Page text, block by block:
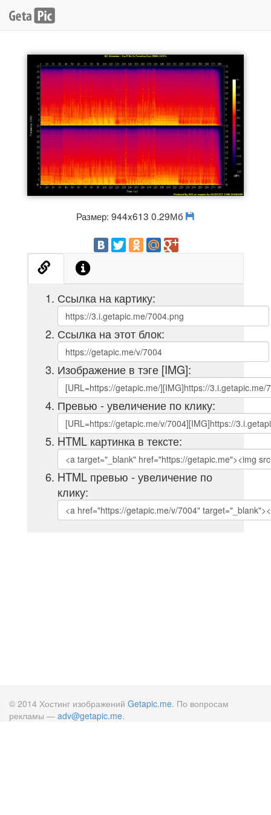
Размер: 944x613 0.29Мб
Ссылка на картику:
Ссылка на этот блок:
Изображение в тэге [IMG]:
Превью - увеличение по клику:
HTML картинка в тексте:
HTML превью - увеличение по
клику:
© 2014 Хостинг изображений Getapic.me. По вопросам
рекламы — adv@getapic.me.